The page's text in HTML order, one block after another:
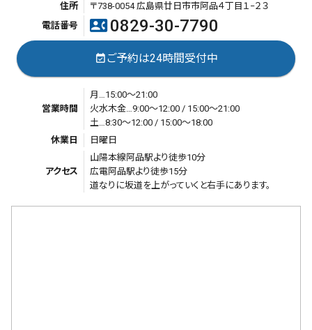
住所
〒738-0054 広島県廿日市市阿品４丁目１−２３
電話番号
contact_phone 0829-30-7790
event_availableご予約は24時間受付中
営業時間
月…15:00～21:00
火水木金…9:00～12:00 / 15:00～21:00
土…8:30～12:00 / 15:00～18:00
休業日
日曜日
アクセス
山陽本線阿品駅より徒歩10分
広電阿品駅より徒歩15分
道なりに坂道を上がっていくと右手にあります。